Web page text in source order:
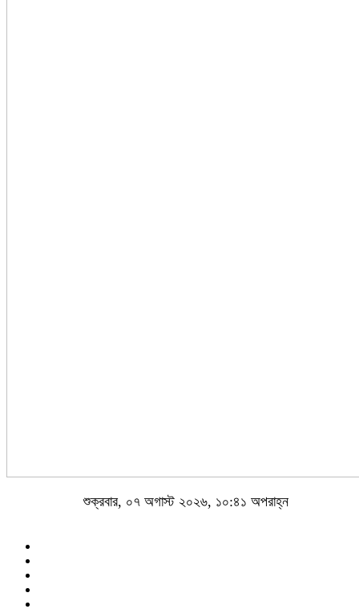
শুক্রবার, ০৭ অগাস্ট ২০২৬, ১০:৪১ অপরাহ্ন